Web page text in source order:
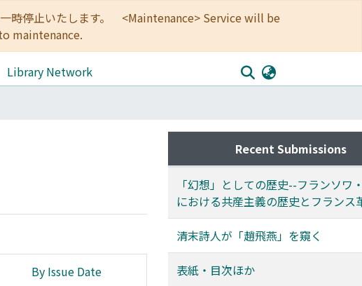
一時停止いたします。 <Maintenance> Service will be
maintenance.
Library Network
By Issue Date
Recent Submissions
「幻想」としての歴史--フランソワ
における共産主義の歴史とフランス
清末詩人が「趙飛燕」を窺く
表紙・目次ほか